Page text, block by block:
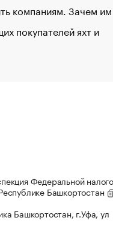
компаниям. Зачем
покупателей яхт и
Федеральной
Башкортостан
Башкортостан, г.Уфа, ул